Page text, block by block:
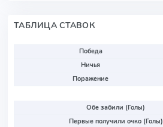
ТАБЛИЦА СТАВОК
Победа
Ничья
Поражение
Обе забили (Голы)
Первые получили очко (Голы)